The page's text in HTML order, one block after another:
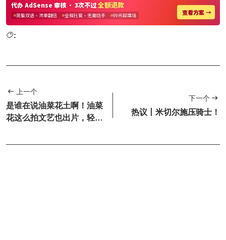
:
上一个
是谁在说油菜花土啊！油菜
花这么拍文艺也出片，轻松
下一个
热议丨米切尔施压骑士！